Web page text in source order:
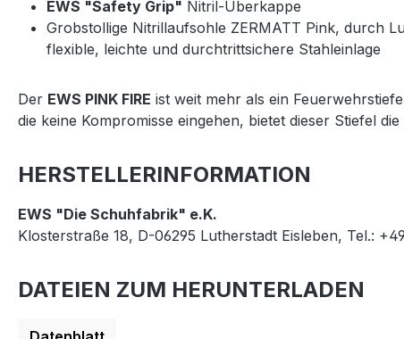
EWS "Safety Grip" Nitril-Überkappe
Grobstollige Nitrillaufsohle ZERMATT Pink, durch
flexible, leichte und durchtrittsichere Stahleinlage
Der EWS PINK FIRE ist weit mehr als ein
die keine Kompromisse eingehen, bietet dieser Stiefel
HERSTELLERINFORMATION
EWS "Die Schuhfabrik" e.K.
Klosterstraße 18, D-06295 Lutherstadt Eisleben, Tel.:
DATEIEN ZUM HERUNTERLADEN